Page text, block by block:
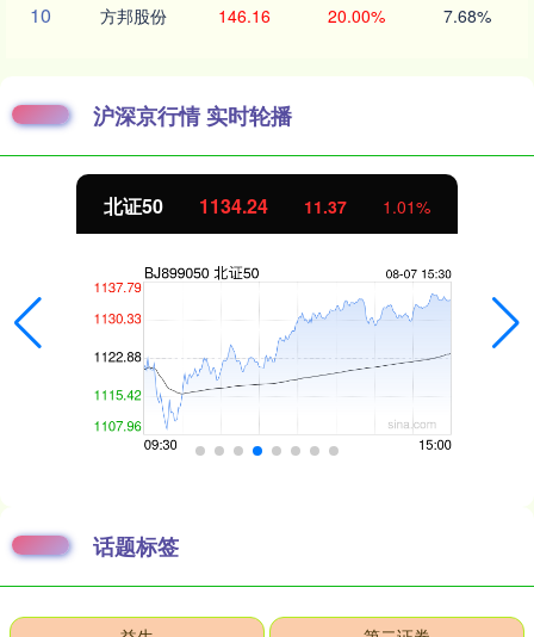
10 方邦股份 146.16 20.00% 7.68%
沪深京行情 实时轮播
北证50 1134.24 11.37 1.01%
话题标签